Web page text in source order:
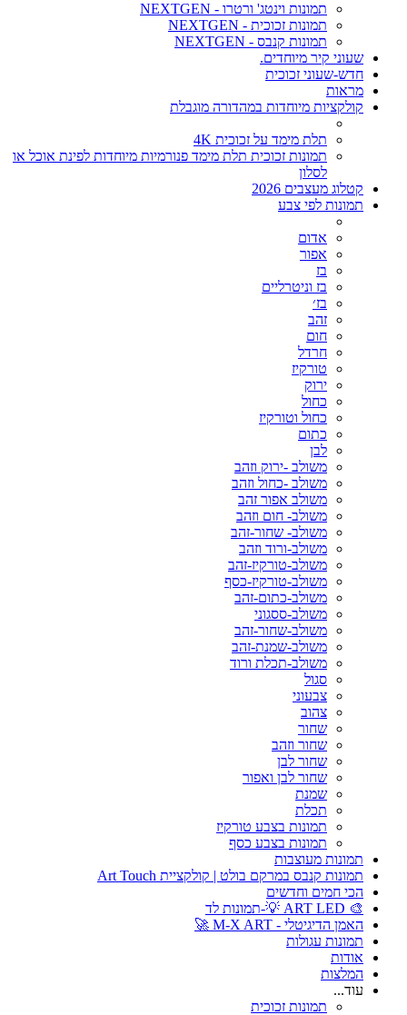
תמונות וינטג' ורטרו - NEXTGEN
תמונות זכוכית - NEXTGEN
תמונות קנבס - NEXTGEN
שעוני קיר מיוחדים.
חדש-שעוני זכוכית
מראות
קולקציות מיוחדות במהדורה מוגבלת
תלת מימד על זכוכית 4K
תמונות זכוכית תלת מימד פנורמיות מיוחדות לפינת אוכל או
לסלון
קטלוג מעצבים 2026
תמונות לפי צבע
אדום
אפור
בז
בז וניטרליים
בז׳
זהב
חום
חרדל
טורקיז
ירוק
כחול
כחול וטורקיז
כתום
לבן
משולב -ירוק וזהב
משולב -כחול וזהב
משולב אפור זהב
משולב- חום וזהב
משולב- שחור-זהב
משולב-ורוד וזהב
משולב-טורקיז-זהב
משולב-טורקיז-כסף
משולב-כתום-זהב
משולב-ססגוני
משולב-שחור-זהב
משולב-שמנת-זהב
משולב-תכלת ורוד
סגול
צבעוני
צהוב
שחור
שחור וזהב
שחור לבן
שחור לבן ואפור
שמנת
תכלת
תמונות בצבע טורקיז
תמונות בצבע כסף
תמונות מעוצבות
תמונות קנבס במרקם בולט | קולקציית Art Touch
הכי חמים וחדשים
🎨 ART LED 💡-תמונות לד
האמן הדיגיטלי - M-X ART 🚀
תמונות עגולות
אודות
המלצות
עוד...
תמונות זכוכית